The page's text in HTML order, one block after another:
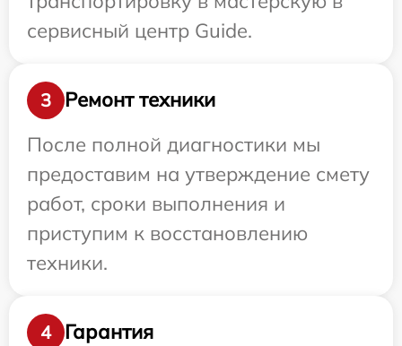
сервисный центр Guide.
3
Ремонт техники
После полной диагностики мы
предоставим на утверждение смету
работ, сроки выполнения и
приступим к восстановлению
техники.
4
Гарантия